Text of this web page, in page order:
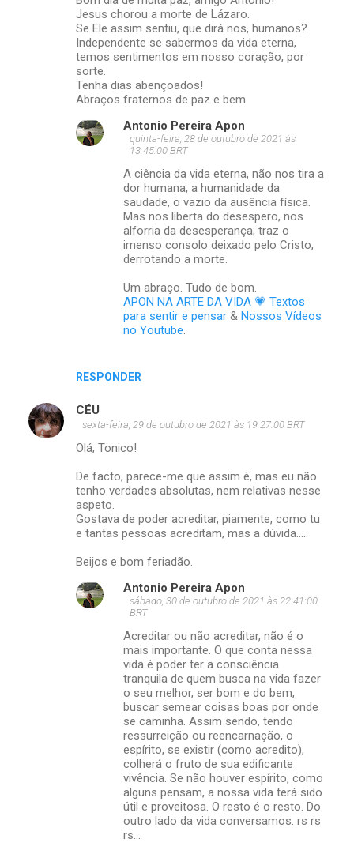
Jesus chorou a morte de Lázaro.
Se Ele assim sentiu, que dirá nos, humanos?
Independente se sabermos da vida eterna,
temos sentimentos em nosso coração, por
sorte.
Tenha dias abençoados!
Abraços fraternos de paz e bem
RESPONDER
Antonio Pereira Apon
quinta-feira, 28 de outubro de 2021 às
13:45:00 BRT
A ciência da vida eterna, não nos tira a
dor humana, a humanidade da
saudade, o vazio da ausência física.
Mas nos liberta do desespero, nos
alforria da desesperança; traz o
imenso consolo deixado pelo Cristo,
derrotando a morte.
Um abraço. Tudo de bom.
APON NA ARTE DA VIDA 💗 Textos
para sentir e pensar & Nossos Vídeos
no Youtube
CÉU
sexta-feira, 29 de outubro de 2021 às 19:27:00 BRT
Olá, Tonico!
De facto, parece-me que assim é, mas eu não
tenho verdades absolutas, nem relativas nesse
aspeto.
Gostava de poder acreditar, piamente, como tu
e tantas pessoas acreditam, mas a dúvida.....
Beijos e bom feriadão.
Antonio Pereira Apon
sábado, 30 de outubro de 2021 às 22:41:00
BRT
Acreditar ou não acreditar, não é o
mais importante. O que conta nessa
vida é poder ter a consciência
tranquila de quem busca na vida fazer
o seu melhor, ser bom e do bem,
buscar semear coisas boas por onde
se caminha. Assim sendo, tendo
ressurreição ou reencarnação, o
espírito, se existir (como acredito),
colherá o fruto de sua edificante
vivência. Se não houver espírito, como
alguns pensam, a nossa vida terá sido
útil e proveitosa. O resto é o resto. Do
outro lado da vida conversamos. rs rs
rs...